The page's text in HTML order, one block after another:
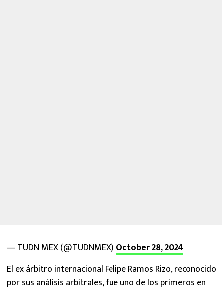
— TUDN MEX (@TUDNMEX) October 28, 2024
El ex árbitro internacional Felipe Ramos Rizo, reconocido
por sus análisis arbitrales, fue uno de los primeros en